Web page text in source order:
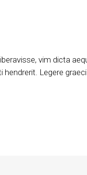
vim dicta
Legere